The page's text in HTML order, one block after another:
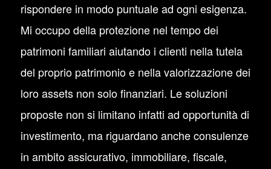
rispondere in modo puntuale ad ogni esigenza.
Mi occupo della protezione nel tempo dei
patrimoni familiari aiutando i clienti nella tutela
del proprio patrimonio e nella valorizzazione dei
loro assets non solo finanziari. Le soluzioni
proposte non si limitano infatti ad opportunità di
investimento, ma riguardano anche consulenze
in ambito assicurativo, immobiliare, fiscale,